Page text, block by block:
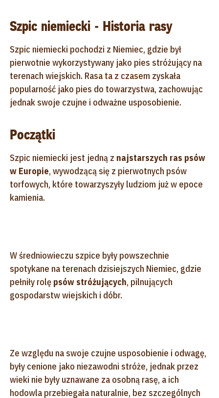
Szpic niemiecki - Historia rasy
Szpic niemiecki pochodzi z Niemiec, gdzie był
pierwotnie wykorzystywany jako pies stróżujący na
terenach wiejskich. Rasa ta z czasem zyskała
popularność jako pies do towarzystwa, zachowując
jednak swoje czujne i odważne usposobienie.
Początki
Szpic niemiecki jest jedną z najstarszych ras psów
w Europie, wywodzącą się z pierwotnych psów
torfowych, które towarzyszyły ludziom już w epoce
kamienia.
W średniowieczu szpice były powszechnie
spotykane na terenach dzisiejszych Niemiec, gdzie
pełniły rolę psów stróżujących, pilnujących
gospodarstw wiejskich i dóbr.
Ze względu na swoje czujne usposobienie i odwagę,
były cenione jako niezawodni stróże, jednak przez
wieki nie były uznawane za osobną rasę, a ich
hodowla przebiegała naturalnie, bez szczególnych